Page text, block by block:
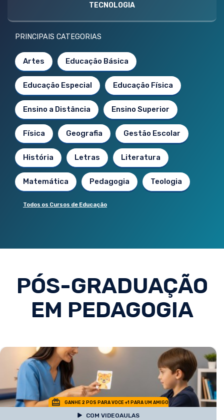
TECNOLOGIA
PRINCIPAIS CATEGORIAS
Artes Educação Básica
Educação Especial Educação Física
Ensino a Distância Ensino Superior
Física Geografia Gestão Escolar
História Letras Literatura
Matemática Pedagogia Teologia
Todos os Cursos de Educação
PÓS-GRADUAÇÃO
EM PEDAGOGIA
GANHE 2 POS PARA VOCE +1 PARA UM AMIGO
COM VIDEOAULAS